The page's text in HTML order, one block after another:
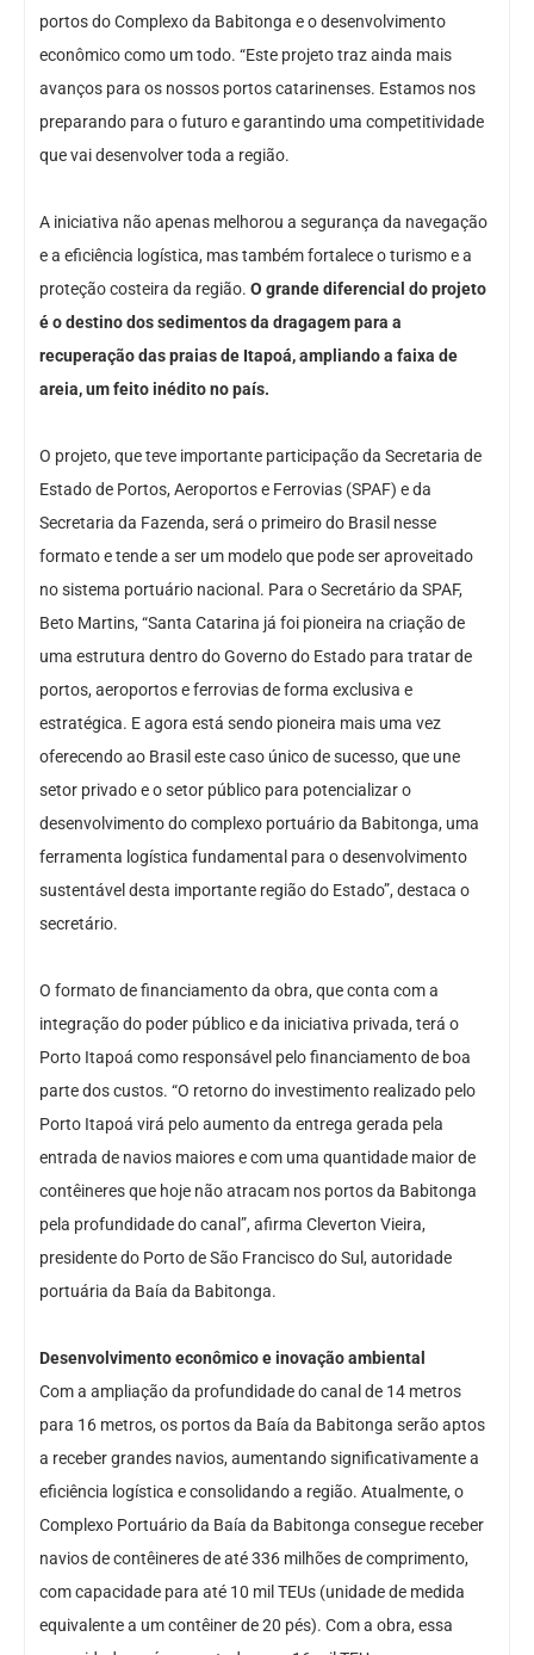
portos do Complexo da Babitonga e o desenvolvimento
econômico como um todo. “Este projeto traz ainda mais
avanços para os nossos portos catarinenses. Estamos nos
preparando para o futuro e garantindo uma competitividade
que vai desenvolver toda a região.
A iniciativa não apenas melhorou a segurança da navegação
e a eficiência logística, mas também fortalece o turismo e a
proteção costeira da região. O grande diferencial do projeto
é o destino dos sedimentos da dragagem para a
recuperação das praias de Itapoá, ampliando a faixa de
areia, um feito inédito no país.
O projeto, que teve importante participação da Secretaria de
Estado de Portos, Aeroportos e Ferrovias (SPAF) e da
Secretaria da Fazenda, será o primeiro do Brasil nesse
formato e tende a ser um modelo que pode ser aproveitado
no sistema portuário nacional. Para o Secretário da SPAF,
Beto Martins, “Santa Catarina já foi pioneira na criação de
uma estrutura dentro do Governo do Estado para tratar de
portos, aeroportos e ferrovias de forma exclusiva e
estratégica. E agora está sendo pioneira mais uma vez
oferecendo ao Brasil este caso único de sucesso, que une
setor privado e o setor público para potencializar o
desenvolvimento do complexo portuário da Babitonga, uma
ferramenta logística fundamental para o desenvolvimento
sustentável desta importante região do Estado”, destaca o
secretário.
O formato de financiamento da obra, que conta com a
integração do poder público e da iniciativa privada, terá o
Porto Itapoá como responsável pelo financiamento de boa
parte dos custos. “O retorno do investimento realizado pelo
Porto Itapoá virá pelo aumento da entrega gerada pela
entrada de navios maiores e com uma quantidade maior de
contêineres que hoje não atracam nos portos da Babitonga
pela profundidade do canal”, afirma Cleverton Vieira,
presidente do Porto de São Francisco do Sul, autoridade
portuária da Baía da Babitonga.
Desenvolvimento econômico e inovação ambiental
Com a ampliação da profundidade do canal de 14 metros
para 16 metros, os portos da Baía da Babitonga serão aptos
a receber grandes navios, aumentando significativamente a
eficiência logística e consolidando a região. Atualmente, o
Complexo Portuário da Baía da Babitonga consegue receber
navios de contêineres de até 336 milhões de comprimento,
com capacidade para até 10 mil TEUs (unidade de medida
equivalente a um contêiner de 20 pés). Com a obra, essa